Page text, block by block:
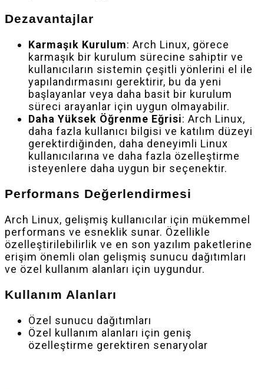
Dezavantajlar
Karmaşık Kurulum: Arch Linux, görece
karmaşık bir kurulum sürecine sahiptir ve
kullanıcıların sistemin çeşitli yönlerini el ile
yapılandırmasını gerektirir, bu da yeni
başlayanlar veya daha basit bir kurulum
süreci arayanlar için uygun olmayabilir.
Daha Yüksek Öğrenme Eğrisi: Arch Linux,
daha fazla kullanıcı bilgisi ve katılım düzeyi
gerektirdiğinden, daha deneyimli Linux
kullanıcılarına ve daha fazla özelleştirme
isteyenlere daha uygun bir seçenektir.
Performans Değerlendirmesi
Arch Linux, gelişmiş kullanıcılar için mükemmel
performans ve esneklik sunar. Özellikle
özelleştirilebilirlik ve en son yazılım paketlerine
erişim önemli olan gelişmiş sunucu dağıtımları
ve özel kullanım alanları için uygundur.
Kullanım Alanları
Özel sunucu dağıtımları
Özel kullanım alanları için geniş
özelleştirme gerektiren senaryolar